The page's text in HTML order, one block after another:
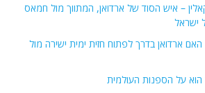
– איש הסוד של ארדואן, המתווך מול חמאס
ישראל
ארדואן בדרך לפתוח חזית ימית ישירה מול
הוא על הספנות העולמית